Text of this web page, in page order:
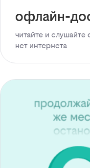
офлайн-
читайте и
нет интернета